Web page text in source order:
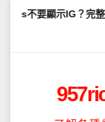
完整教學：高效管理